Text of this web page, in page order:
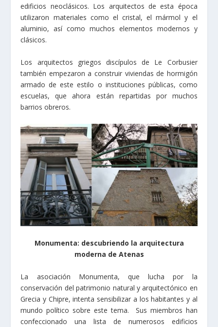
edificios neoclásicos. Los arquitectos de esta época
utilizaron materiales como el cristal, el mármol y el
aluminio, así como muchos elementos modernos y
clásicos.
Los arquitectos griegos discípulos de Le Corbusier
también empezaron a construir viviendas de hormigón
armado de este estilo o instituciones públicas, como
escuelas, que ahora están repartidas por muchos
barrios obreros.
Monumenta: descubriendo la arquitectura
moderna de Atenas
La asociación Monumenta, que lucha por la
conservación del patrimonio natural y arquitectónico en
Grecia y Chipre, intenta sensibilizar a los habitantes y al
mundo político sobre este tema. Sus miembros han
confeccionado una lista de numerosos edificios